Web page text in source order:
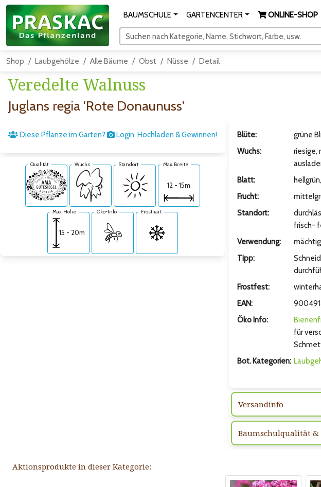
BAUMSCHULE GARTENCENTER ONLINE-SHOP
Suchen nach Kategorie, Name, Stichwort, Farbe, usw.
Shop Laubgehölze Alle Bäume Obst Nüsse Detail
Veredelte Walnuss
Juglans regia 'Rote Donaunuss'
Diese Pflanze im Garten? Login, Hochladen & Gewinnen!
Qualität Wuchs Standort Max. Breite
12 - 15m
Max. Höhe
15 - 20m
Öko-Info Frosthart
Blüte:
grüne
Wuchs:
riesige,
Blatt:
Frucht:
Standort:
frisch-
Verwendung:
Tipp:
Frostfest:
EAN:
Öko Info:
für
Bot. Kategorien:
Versandinfo
Baumschulqualität
Aktionsprodukte in dieser Kategorie: